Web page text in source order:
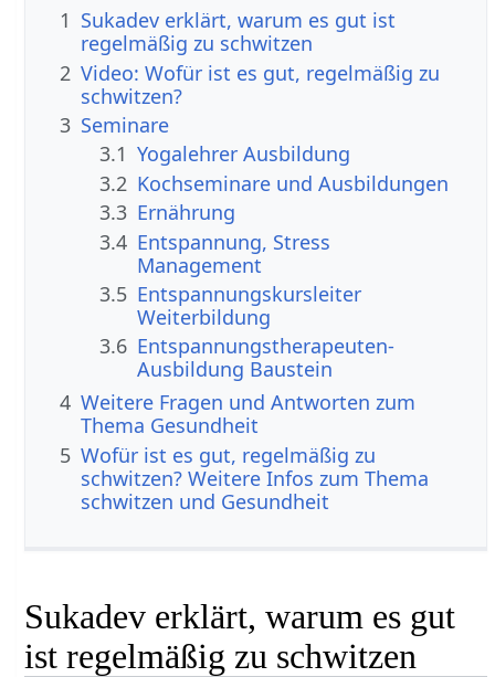
1 Sukadev erklärt, warum es gut ist
regelmäßig zu schwitzen
2 Video: Wofür ist es gut, regelmäßig zu
schwitzen?
3 Seminare
3.1 Yogalehrer Ausbildung
3.2 Kochseminare und Ausbildungen
3.3 Ernährung
3.4 Entspannung, Stress
Management
3.5 Entspannungskursleiter
Weiterbildung
3.6 Entspannungstherapeuten-
Ausbildung Baustein
4 Weitere Fragen und Antworten zum
Thema Gesundheit
5 Wofür ist es gut, regelmäßig zu
schwitzen? Weitere Infos zum Thema
schwitzen und Gesundheit
Sukadev erklärt, warum es gut
ist regelmäßig zu schwitzen